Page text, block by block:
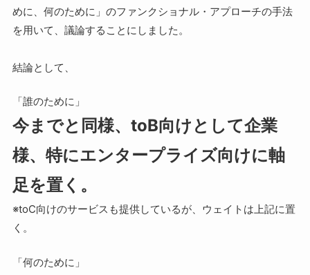
めに、何のために」のファンクショナル・アプローチの手法
を用いて、議論することにしました。
結論として、
「誰のために」
今までと同様、toB向けとして企業
様、特にエンタープライズ向けに軸
足を置く。
※toC向けのサービスも提供しているが、ウェイトは上記に置
く。
「何のために」